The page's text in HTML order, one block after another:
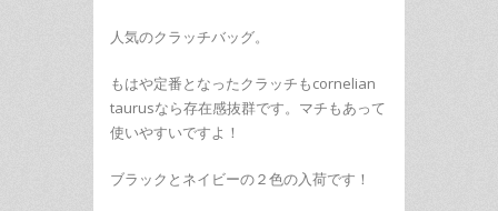
人気のクラッチバッグ。
もはや定番となったクラッチもcornelian
taurusなら存在感抜群です。マチもあって
使いやすいですよ！
ブラックとネイビーの２色の入荷です！